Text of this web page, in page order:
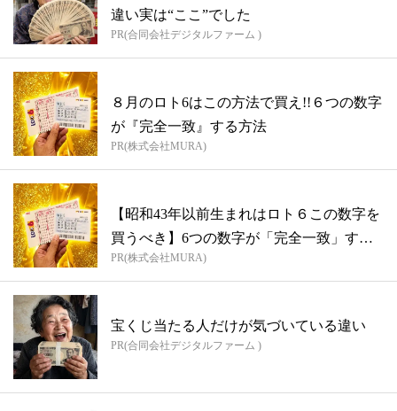
違い実は“ここ”でした
PR(合同会社デジタルファーム )
８月のロト6はこの方法で買え!!６つの数字
が『完全一致』する方法
PR(株式会社MURA)
【昭和43年以前生まれはロト６この数字を
買うべき】6つの数字が「完全一致」する
方...
PR(株式会社MURA)
宝くじ当たる人だけが気づいている違い
PR(合同会社デジタルファーム )